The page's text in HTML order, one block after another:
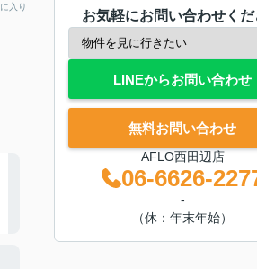
入り
お気軽にお問い合わせく
LINEからお問い合わせ
無料お問い合わせ
AFLO西田辺店
06-6626-
-
（休：年末年始）